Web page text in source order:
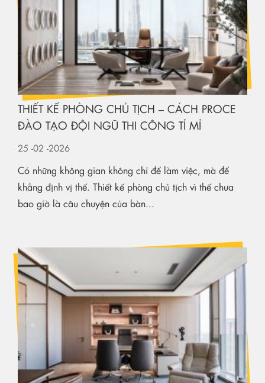
THIẾT KẾ PHÒNG CHỦ TỊCH – CÁCH PROCE
ĐÀO TẠO ĐỘI NGŨ THI CÔNG TỈ MỈ
25 -02 -2026
Có những không gian không chỉ để làm việc, mà để
khẳng định vị thế. Thiết kế phòng chủ tịch vì thế chưa
bao giờ là câu chuyện của bàn...